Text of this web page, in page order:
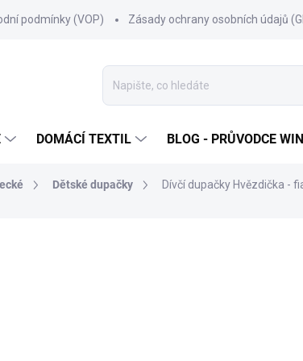
podmínky (VOP) Zásady ochrany osobních údajů
DOMÁCÍ TEXTIL BLOG - PRŮVODCE
Dětské dupačky Dívčí dupačky Hvězdička -